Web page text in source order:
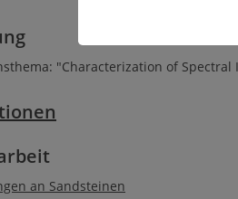
"Characterization of
an Sandsteinen